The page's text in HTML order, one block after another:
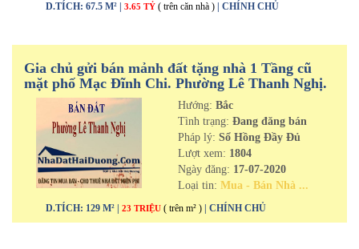
D.TÍCH: 67.5 M² | 3.65 TỶ ( trên căn nhà ) | CHÍNH CHỦ
Gia chủ gửi bán mảnh đất tặng nhà 1 Tầng cũ
mặt phố Mạc Đĩnh Chi. Phường Lê Thanh Nghị.
TP Hải Dương
Hướng: Bắc
Tình trạng: Đang đăng bán
Pháp lý: Sổ Hồng Đầy Đủ
Lượt xem: 1804
Ngày đăng: 17-07-2020
Loại tin: Mua - Bán Nhà ...
D.TÍCH: 129 M² | 23 TRIỆU ( trên m² ) | CHÍNH CHỦ